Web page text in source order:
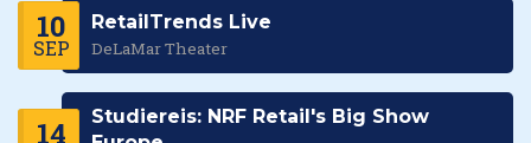
10
SEP
RetailTrends Live
DeLaMar Theater
14
Studiereis: NRF Retail's Big Show